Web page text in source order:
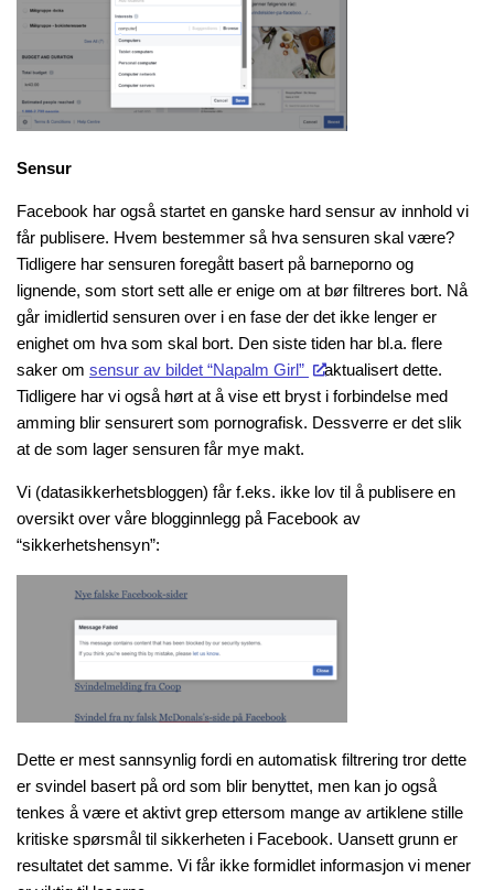
Sensur
Facebook har også startet en ganske hard sensur av innhold vi
får publisere. Hvem bestemmer så hva sensuren skal være?
Tidligere har sensuren foregått basert på barneporno og
lignende, som stort sett alle er enige om at bør filtreres bort. Nå
går imidlertid sensuren over i en fase der det ikke lenger er
enighet om hva som skal bort. Den siste tiden har bl.a. flere
saker om sensur av bildet “Napalm Girl”
aktualisert dette.
Tidligere har vi også hørt at å vise ett bryst i forbindelse med
amming blir sensurert som pornografisk. Dessverre er det slik
at de som lager sensuren får mye makt.
Vi (datasikkerhetsbloggen) får f.eks. ikke lov til å publisere en
oversikt over våre blogginnlegg på Facebook av
“sikkerhetshensyn”:
Dette er mest sannsynlig fordi en automatisk filtrering tror dette
er svindel basert på ord som blir benyttet, men kan jo også
tenkes å være et aktivt grep ettersom mange av artiklene stille
kritiske spørsmål til sikkerheten i Facebook. Uansett grunn er
resultatet det samme. Vi får ikke formidlet informasjon vi mener